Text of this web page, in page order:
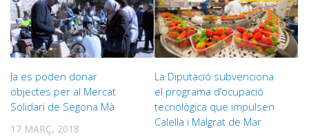
Ja es poden donar
objectes per al Mercat
Solidari de Segona Mà
17 MARÇ, 2018
La Diputació subvenciona
el programa d’ocupació
tecnològica que impulsen
Calella i Malgrat de Mar